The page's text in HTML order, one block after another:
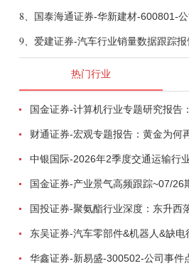
8、
9、
热门行业
国金证券-计算机行业专题研究报告
国金证券-产业景气高频跟踪~07/26